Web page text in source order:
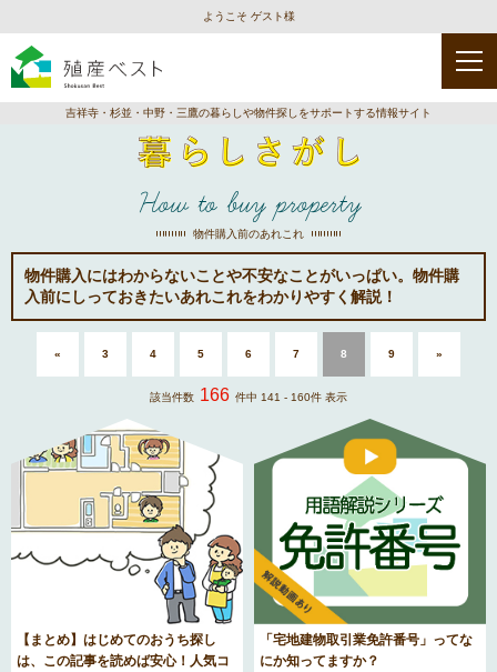
ようこそ ゲスト様
吉祥寺・杉並・中野・三鷹の暮らしや物件探しをサポートする情報サイト
How to buy property
物件購入前のあれこれ
物件購入にはわからないことや不安なことがいっぱい。物件購
入前にしっておきたいあれこれをわかりやすく解説！
« 3 4 5 6 7 8 9 »
該当件数 166 件中 141 - 160件 表示
【まとめ】はじめてのおうち探し
は、この記事を読めば安心！人気コ
「宅地建物取引業免許番号」ってな
にか知ってますか？
類
を
ト
け
オ
ン
Lifestyle
リ
ア